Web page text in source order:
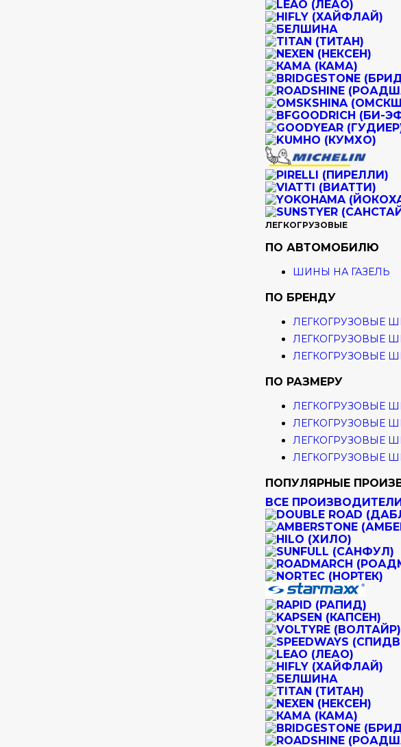
ЛЕГКОГРУЗОВЫЕ
ПО АВТОМОБИЛЮ
ШИНЫ НА ГАЗЕЛЬ
ПО БРЕНДУ
ЛЕГКОГРУЗОВЫЕ
ЛЕГКОГРУЗОВЫЕ
ЛЕГКОГРУЗОВЫЕ
ПО РАЗМЕРУ
ЛЕГКОГРУЗОВЫЕ
ЛЕГКОГРУЗОВЫЕ
ЛЕГКОГРУЗОВЫЕ
ЛЕГКОГРУЗОВЫЕ
ПОПУЛЯРНЫЕ
ВСЕ